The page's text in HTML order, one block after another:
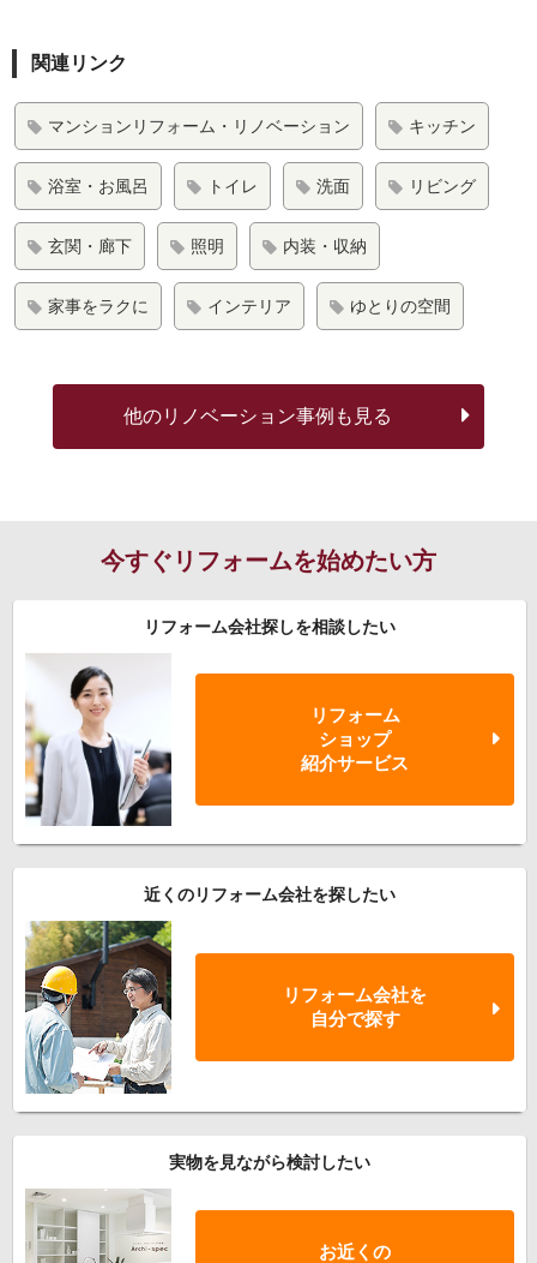
関連リンク
マンションリフォーム・リノベーション キッチン
浴室・お風呂 トイレ 洗面 リビング
玄関・廊下 照明 内装・収納
家事をラクに インテリア ゆとりの空間
他のリノベーション事例も見る
今すぐリフォームを始めたい方
リフォーム会社探しを相談したい
リフォーム
ショップ
紹介サービス
近くのリフォーム会社を探したい
リフォーム会社を
自分で探す
実物を見ながら検討したい
お近くの